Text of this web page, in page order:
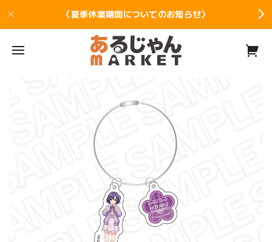
〈夏季休業期間についてのお知らせ〉